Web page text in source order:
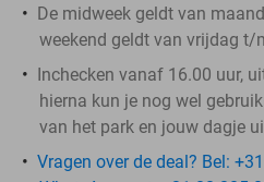
De midweek geldt van
weekend geldt van vrijdag t/
Inchecken vanaf 16.00 uur,
hierna kun je nog wel
van het park en jouw dagje
Vragen over de deal? Bel: